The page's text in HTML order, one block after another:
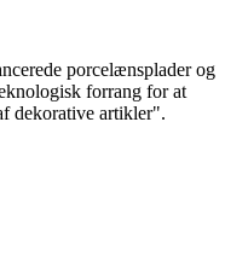
porcelænsplader og
forrang for at
dekorative artikler".